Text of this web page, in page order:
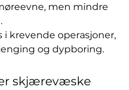
men mindre
i krevende operasjoner,
og dypboring.
skjærevæske